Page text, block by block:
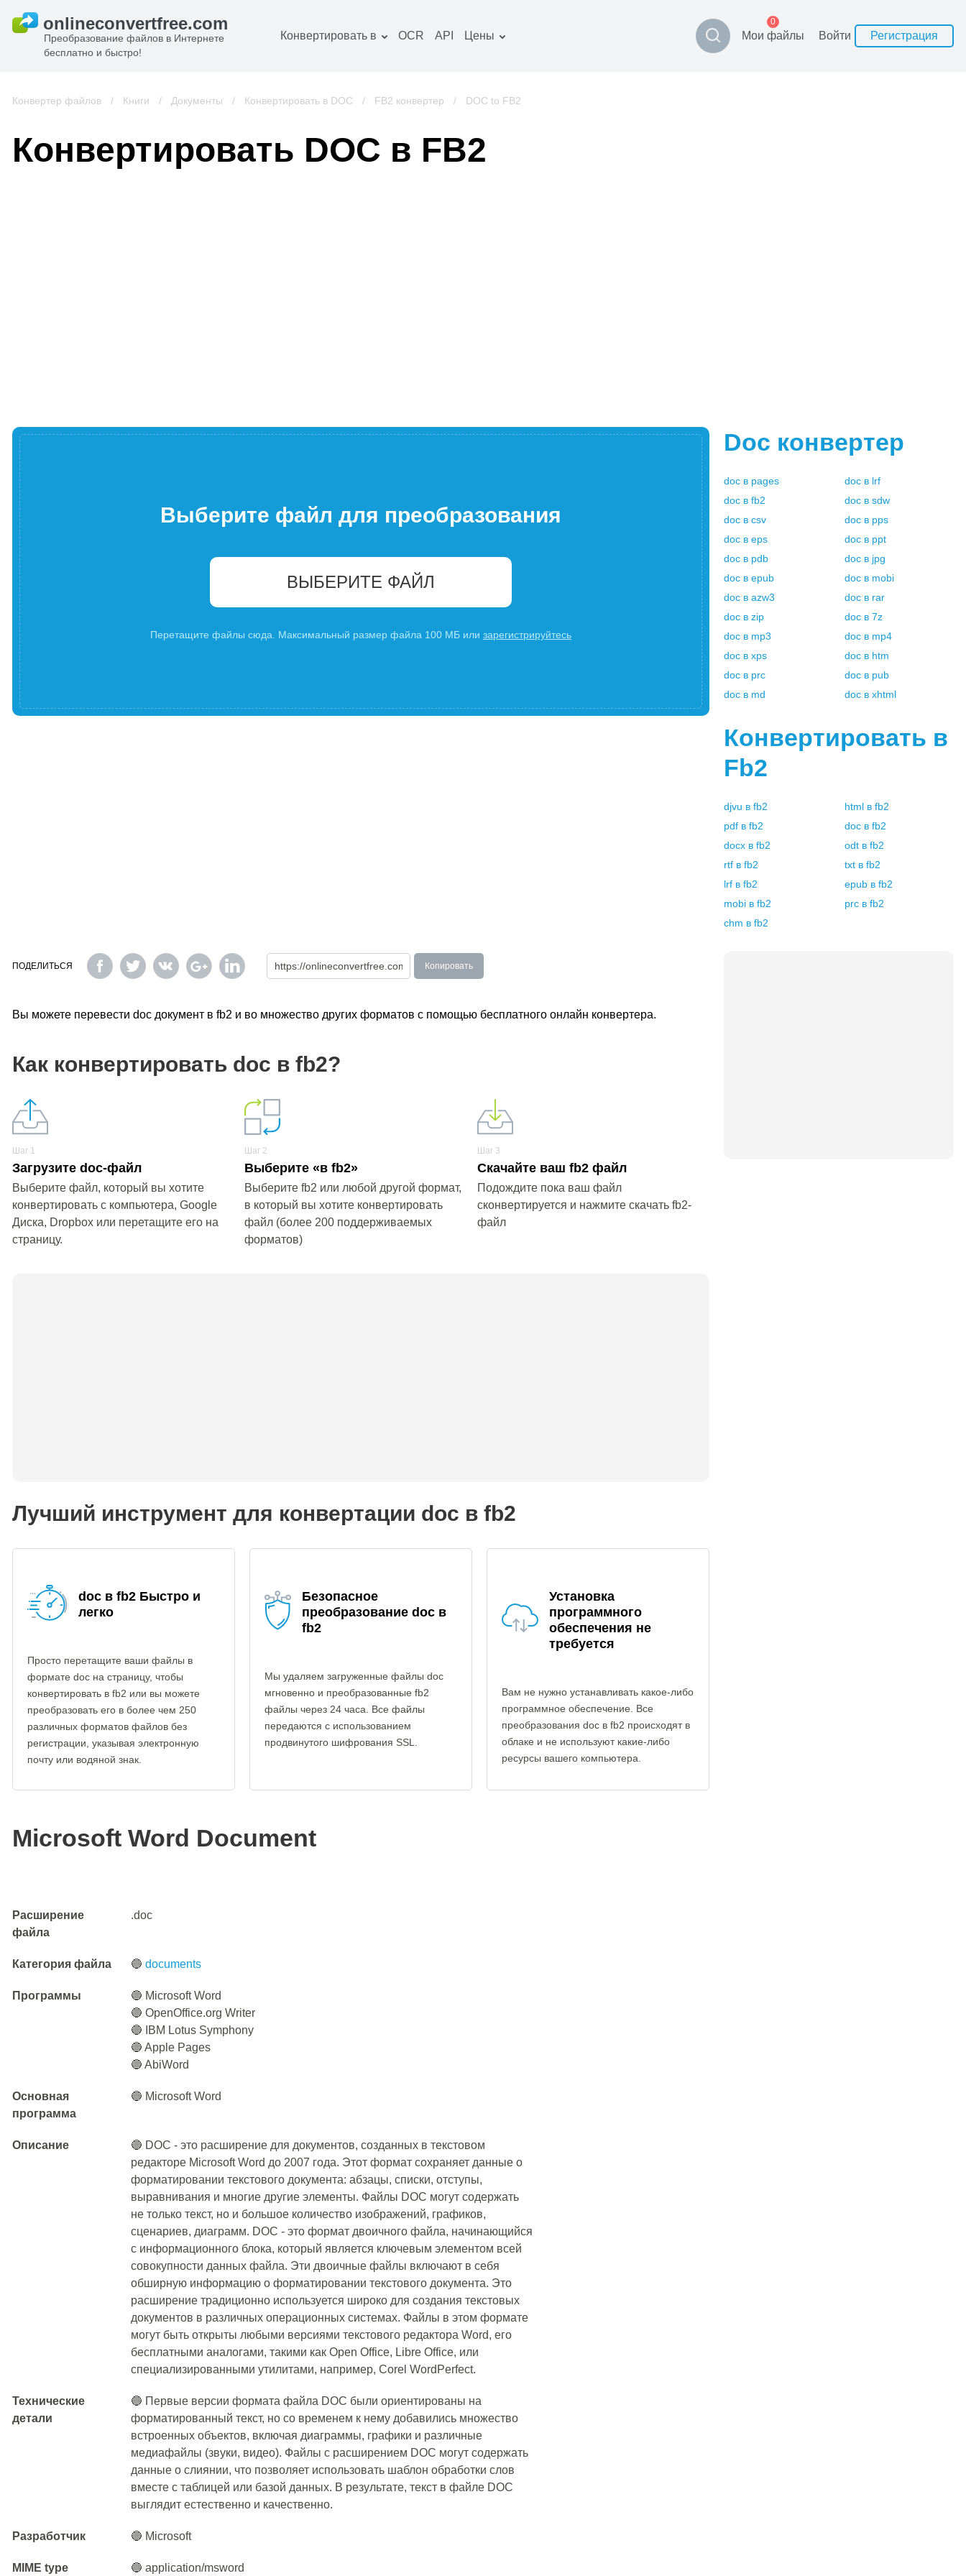
Преобразование файлов в Интернете
бесплатно и быстро!
Конвертировать в
конвертер
Книги конвертер
OCR API Цены Мои файлы
0
Войти Регистрация
Конвертер файлов / Книги / Документы / Конвертировать в DOC / FB2 конвертер / DOC to FB2
Конвертировать DOC в FB2
Выберите файл для преобразования
ВЫБЕРИТЕ ФАЙЛ
Перетащите файлы сюда. Максимальный размер файла 100 МБ или зарегистрируйтесь
ПОДЕЛИТЬСЯ Копировать
Вы можете перевести doc документ в fb2 и во множество других форматов с помощью бесплатного онлайн конвертера.
Как конвертировать doc в fb2?
Шаг 1
Загрузите doc-файл
Выберите файл, который вы хотите
конвертировать с компьютера, Google
Диска, Dropbox или перетащите его на
страницу.
Шаг 2
Выберите «в fb2»
Выберите fb2 или любой другой формат,
в который вы хотите конвертировать
файл (более 200 поддерживаемых
форматов)
Шаг 3
Скачайте ваш fb2 файл
Подождите пока ваш файл
сконвертируется и нажмите скачать fb2-
файл
Лучший инструмент для конвертации doc в fb2
doc в fb2 Быстро и
легко
Просто перетащите ваши файлы в
формате doc на страницу, чтобы
конвертировать в fb2 или вы можете
преобразовать его в более чем 250
различных форматов файлов без
регистрации, указывая электронную
почту или водяной знак.
Безопасное
преобразование doc в
fb2
Мы удаляем загруженные файлы doc
мгновенно и преобразованные fb2
файлы через 24 часа. Все файлы
передаются с использованием
продвинутого шифрования SSL.
Установка
программного
обеспечения не
требуется
Вам не нужно устанавливать какое-либо
программное обеспечение. Все
преобразования doc в fb2 происходят в
облаке и не используют какие-либо
ресурсы вашего компьютера.
Microsoft Word Document
Расширение
файла
.doc
Категория файла 🔵documents
Программы
🔵 Microsoft Word
🔵 OpenOffice.org Writer
🔵 IBM Lotus Symphony
🔵 Apple Pages
🔵 AbiWord
Основная
программа
🔵 Microsoft Word
Описание
🔵 DOC - это расширение для документов, созданных в текстовом
редакторе Microsoft Word до 2007 года. Этот формат сохраняет данные о
форматировании текстового документа: абзацы, списки, отступы,
выравнивания и многие другие элементы. Файлы DOC могут содержать
не только текст, но и большое количество изображений, графиков,
сценариев, диаграмм. DOC - это формат двоичного файла, начинающийся
с информационного блока, который является ключевым элементом всей
совокупности данных файла. Эти двоичные файлы включают в себя
обширную информацию о форматировании текстового документа. Это
расширение традиционно используется широко для создания текстовых
документов в различных операционных системах. Файлы в этом формате
могут быть открыты любыми версиями текстового редактора Word, его
бесплатными аналогами, такими как Open Office, Libre Office, или
специализированными утилитами, например, Corel WordPerfect.
Технические
детали
🔵 Первые версии формата файла DOC были ориентированы на
форматированный текст, но со временем к нему добавились множество
встроенных объектов, включая диаграммы, графики и различные
медиафайлы (звуки, видео). Файлы с расширением DOC могут содержать
данные о слиянии, что позволяет использовать шаблон обработки слов
вместе с таблицей или базой данных. В результате, текст в файле DOC
выглядит естественно и качественно.
Разработчик 🔵 Microsoft
MIME type 🔵 application/msword
Doc конвертер
doc в pages doc в lrf
doc в fb2 doc в sdw
doc в csv doc в pps
doc в eps doc в ppt
doc в pdb doc в jpg
doc в epub doc в mobi
doc в azw3 doc в rar
doc в zip doc в 7z
doc в mp3 doc в mp4
doc в xps doc в htm
doc в prc doc в pub
doc в md doc в xhtml
Конвертировать в
Fb2
djvu в fb2 html в fb2
pdf в fb2 doc в fb2
docx в fb2 odt в fb2
rtf в fb2 txt в fb2
lrf в fb2 epub в fb2
mobi в fb2 prc в fb2
chm в fb2